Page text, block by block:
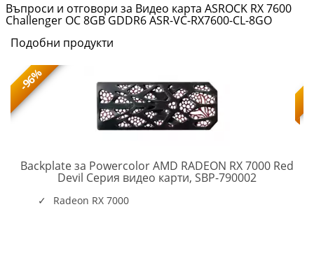
Въпроси и отговори за Видео карта ASROCK RX 7600
Challenger OC 8GB GDDR6 ASR-VC-RX7600-CL-8GO
Подобни продукти
-96%
Backplate за Powercolor AMD RADEON RX 7000 Red
Devil Серия видео карти, SBP-790002
Radeon RX 7000